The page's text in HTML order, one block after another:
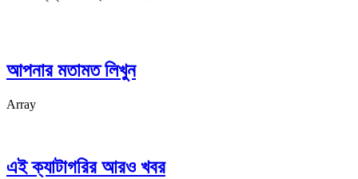
আপনার মতামত লিখুন
Array
এই ক্যাটাগরির আরও খবর